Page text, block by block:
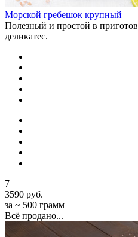
Морской гребешок крупный
Полезный и простой в
деликатес.
7
3590 руб.
за ~ 500 грамм
Всё продано...